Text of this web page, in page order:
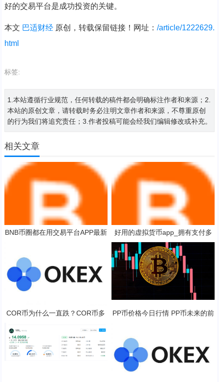
好的交易平台是成功投资的关键。
本文 巴适财经原创，转载保留链接！网址： /article/1222629.
html
标签:
1.本站遵循行业规范，任何转载的稿件都会明确标注作者和来源；2.
本站的原创文章，请转载时务必注明文章作者和来源，不尊重原创
的行为我们将追究责任；3.作者投稿可能会经我们编辑修改或补充。
相关文章
BNB币圈都在用交易平台APP最新
好用的虚拟货币app_拥有支付多
端口的eth交易所榜单一览
COR币为什么一直跌？COR币多
PP币价格今日行情 PP币未来的前